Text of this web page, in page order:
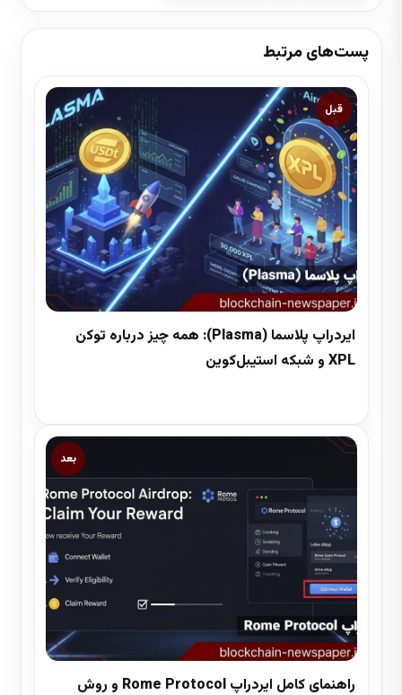
پست‌های مرتبط
قبل
ایردراپ پلاسما (Plasma): همه چیز درباره توکن
XPL و شبکه استیبل‌کوین
بعد
راهنمای کامل ایردراپ Rome Protocol و روش